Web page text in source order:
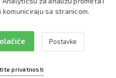
sa stranicom.
privatnosti
Postavke